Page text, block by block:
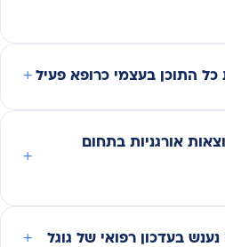
התוכן בעצמי כרופא פעיל
אורגניות בתחום
בעדכון רפואי של גוגל